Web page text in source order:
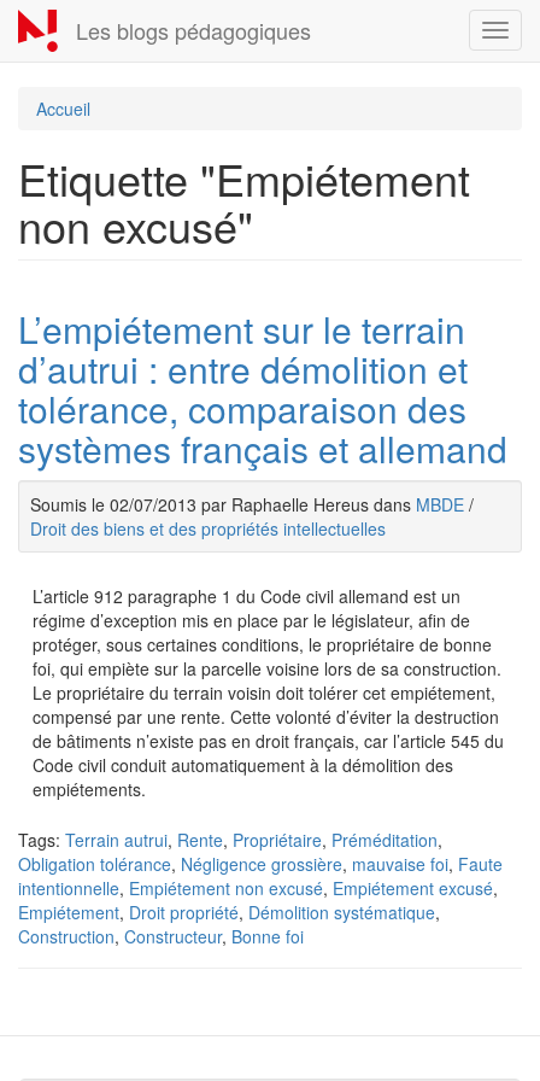
Aller
au
contenu
Les blogs pédagogiques
Accueil
Etiquette "Empiétement
non excusé"
L’empiétement sur le terrain
d’autrui : entre démolition et
tolérance, comparaison des
systèmes français et allemand
Soumis le 02/07/2013 par Raphaelle Hereus dans MBDE /
Droit des biens et des propriétés intellectuelles
L’article 912 paragraphe 1 du Code civil allemand est un
régime d’exception mis en place par le législateur, afin de
protéger, sous certaines conditions, le propriétaire de bonne
foi, qui empiète sur la parcelle voisine lors de sa construction.
Le propriétaire du terrain voisin doit tolérer cet empiétement,
compensé par une rente. Cette volonté d’éviter la destruction
de bâtiments n’existe pas en droit français, car l’article 545 du
Code civil conduit automatiquement à la démolition des
empiétements.
Tags: Terrain autrui, Rente, Propriétaire, Préméditation,
Obligation tolérance, Négligence grossière, mauvaise foi, Faute
intentionnelle, Empiétement non excusé, Empiétement excusé,
Empiétement, Droit propriété, Démolition systématique,
Construction, Constructeur, Bonne foi